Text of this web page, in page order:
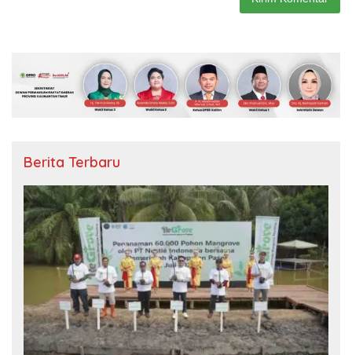
Berita Terbaru